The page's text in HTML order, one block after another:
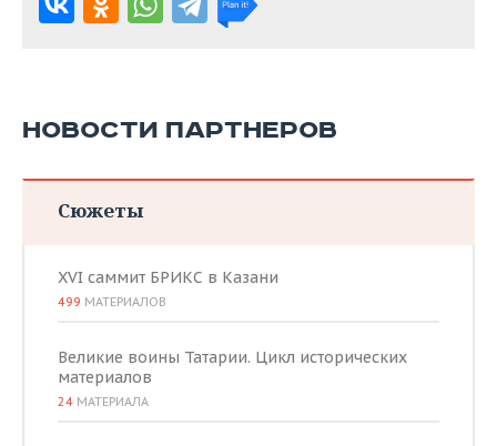
НОВОСТИ ПАРТНЕРОВ
Сюжеты
XVI саммит БРИКС в Казани
499 МАТЕРИАЛОВ
Великие воины Татарии. Цикл исторических
материалов
24 МАТЕРИАЛА